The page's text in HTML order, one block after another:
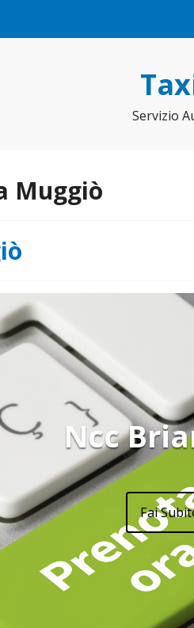
Servizio
Muggiò
Ncc
Fai